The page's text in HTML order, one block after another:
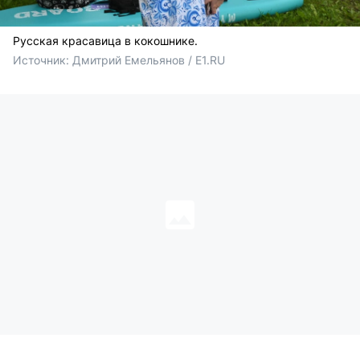
Русская красавица в кокошнике.
Источник: Дмитрий Емельянов / E1.RU